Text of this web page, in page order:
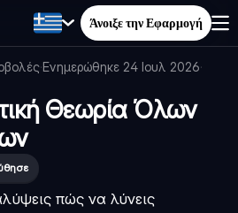
Άνοιξε την Εφαρμογή
·Ενημερώθηκε 24 Ιουλ 2026·
Θεωρία Όλων
πώς να λύνεις